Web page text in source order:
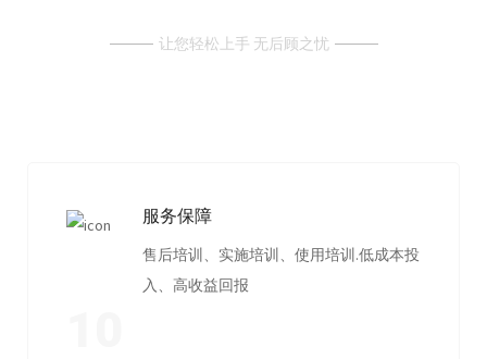
让您轻松上手 无后顾之忧
服务保障
售后培训、实施培训、使用培训.低成本投
入、高收益回报